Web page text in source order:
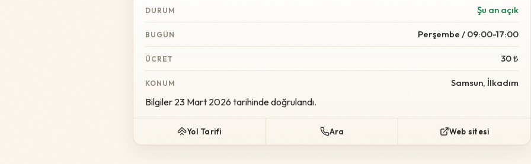
DURUM Şu an açık
BUGÜN Perşembe / 09:00-17:00
ÜCRET 30 ₺
KONUM Samsun, İlkadım
Bilgiler 23 Mart 2026 tarihinde doğrulandı.
Yol Tarifi Ara Web sitesi